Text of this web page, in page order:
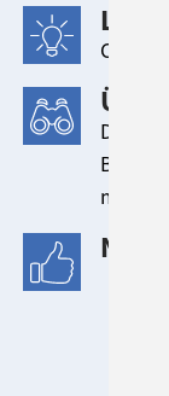
ConSol
Die